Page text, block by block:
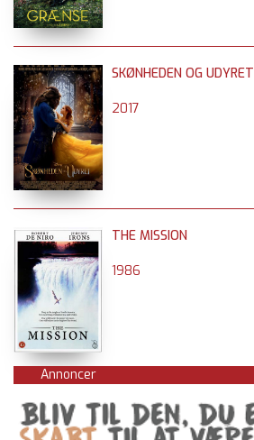
SKØNHEDEN OG UDYRET
2017
THE MISSION
1986
Annoncer